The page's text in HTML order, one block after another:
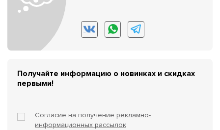
Получайте информацию о новинках и скидках
первыми!
Согласие на получение рекламно-
информационных рассылок